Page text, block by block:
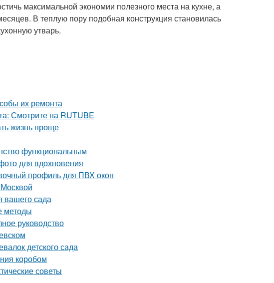
максимальной экономии полезного места на кухне, а
В теплую пору подобная конструкция становилась
утварь.
их ремонта
Смотрите на RUTUBE
жизнь проще
функциональным
для вдохновения
профиль для ПВХ окон
вашего сада
методы
руководство
детского сада
коробом
советы